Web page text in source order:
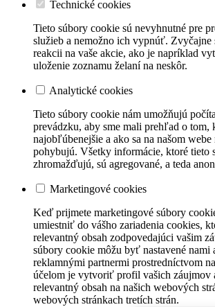
Technické cookies
Tieto súbory cookie sú nevyhnutné pre
služieb a nemožno ich vypnúť. Zvyčajne
reakcii na vaše akcie, ako je napríklad
uloženie zoznamu želaní na neskôr.
Analytické cookies
Tieto súbory cookie nám umožňujú
prevádzku, aby sme mali prehľad o tom,
najobľúbenejšie a ako sa na našom webe
pohybujú. Všetky informácie, ktoré tieto
zhromažďujú, sú agregované, a teda
Marketingové cookies
Keď prijmete marketingové súbory
umiestniť do vášho zariadenia cookies,
relevantný obsah zodpovedajúci vašim
súbory cookie môžu byť nastavené nami
reklamnými partnermi prostredníctvom
účelom je vytvoriť profil vašich záujmov
relevantný obsah na našich webových
webových stránkach tretích strán.